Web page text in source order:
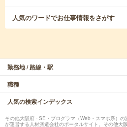
人気のワードでお仕事情報をさがす
勤務地 / 路線・駅
職種
人気の検索インデックス
その他大阪府 - SE・プログラマ（Web・スマホ系）
が運営する人材派遣会社のポータルサイト。その他大